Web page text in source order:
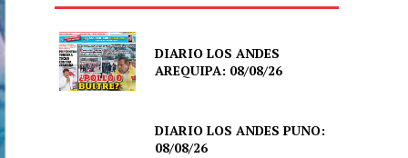
DIARIO LOS ANDES
AREQUIPA: 08/08/26
DIARIO LOS ANDES PUNO:
08/08/26